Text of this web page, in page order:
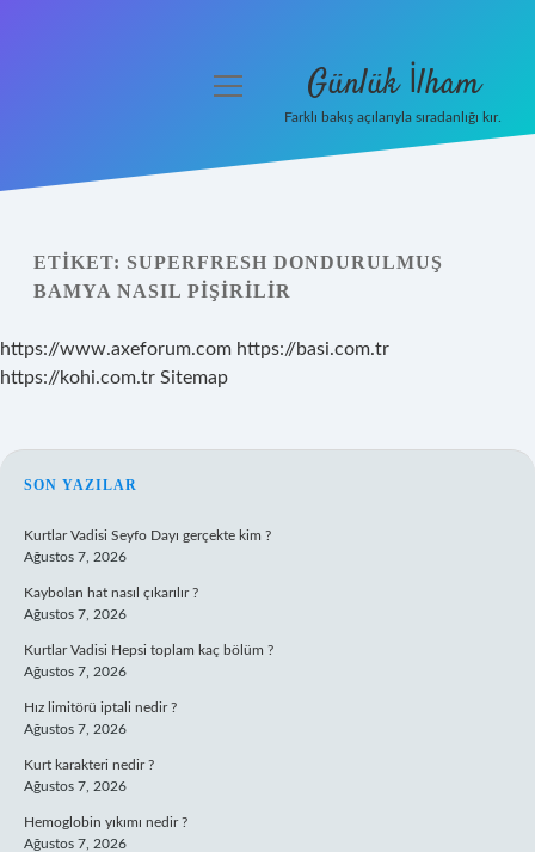
Yasal Uyarı
menüyü
Günlük İlham
Farklı bakış açılarıyla sıradanlığı kır.
ETIKET: SUPERFRESH DONDURULMUŞ
BAMYA NASIL PIŞIRILIR
https://www.axeforum.com https://basi.com.tr
https://kohi.com.tr Sitemap
SIDEBAR
SON YAZILAR
Kurtlar Vadisi Seyfo Dayı gerçekte kim ?
Ağustos 7, 2026
Kaybolan hat nasıl çıkarılır ?
Ağustos 7, 2026
Kurtlar Vadisi Hepsi toplam kaç bölüm ?
Ağustos 7, 2026
Hız limitörü iptali nedir ?
Ağustos 7, 2026
Kurt karakteri nedir ?
Ağustos 7, 2026
Hemoglobin yıkımı nedir ?
Ağustos 7, 2026